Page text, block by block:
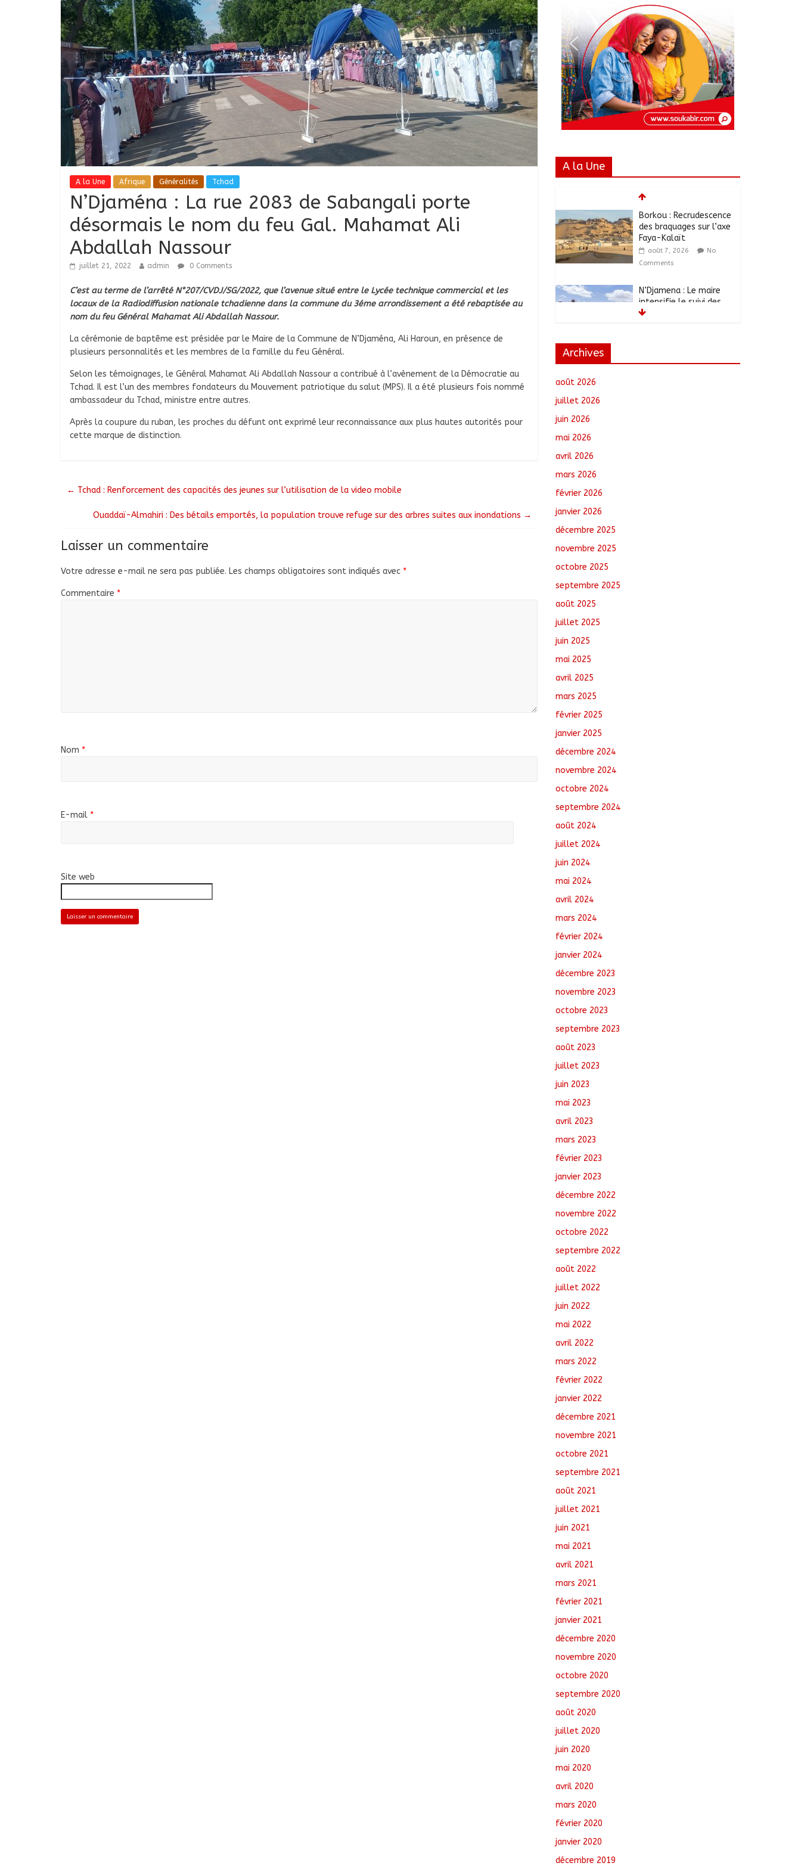
A la Une Afrique Généralités Tchad
N’Djaména : La rue 2083 de Sabangali porte
désormais le nom du feu Gal. Mahamat Ali
Abdallah Nassour
juillet 21, 2022 admin 0 Comments
C’est au terme de l’arrêté N°207/CVDJ/SG/2022, que l’avenue situé entre le Lycée technique commercial et les
locaux de la Radiodiffusion nationale tchadienne dans la commune du 3éme arrondissement a été rebaptisée au
nom du feu Général Mahamat Ali Abdallah Nassour.
La cérémonie de baptême est présidée par le Maire de la Commune de N’Djaména, Ali Haroun, en présence de
plusieurs personnalités et les membres de la famille du feu Général.
Selon les témoignages, le Général Mahamat Ali Abdallah Nassour a contribué à l’avènement de la Démocratie au
Tchad. Il est l’un des membres fondateurs du Mouvement patriotique du salut (MPS). Il a été plusieurs fois nommé
ambassadeur du Tchad, ministre entre autres.
Après la coupure du ruban, les proches du défunt ont exprimé leur reconnaissance aux plus hautes autorités pour
cette marque de distinction.
← Tchad : Renforcement des capacités des jeunes sur l’utilisation de la video mobile
Ouaddaï-Almahiri : Des bétails emportés, la population trouve refuge sur des arbres suites aux inondations →
Laisser un commentaire
Votre adresse e-mail ne sera pas publiée. Les champs obligatoires sont indiqués avec *
Commentaire *
Nom *
E-mail *
Site web
A la Une
Borkou : Recrudescence
des braquages sur l’axe
Faya-Kalaït
août 7, 2026
No
Comments
N’Djamena : Le maire
intensifie le suivi des
chantiers municipaux
Moyen-Chari : Les
Comments
Archives
août 2026
juillet 2026
juin 2026
mai 2026
avril 2026
mars 2026
février 2026
janvier 2026
décembre 2025
novembre 2025
octobre 2025
septembre 2025
août 2025
juillet 2025
juin 2025
mai 2025
avril 2025
mars 2025
février 2025
janvier 2025
décembre 2024
novembre 2024
octobre 2024
septembre 2024
août 2024
juillet 2024
juin 2024
mai 2024
avril 2024
mars 2024
février 2024
janvier 2024
décembre 2023
novembre 2023
octobre 2023
septembre 2023
août 2023
juillet 2023
juin 2023
mai 2023
avril 2023
mars 2023
février 2023
janvier 2023
décembre 2022
novembre 2022
octobre 2022
septembre 2022
août 2022
juillet 2022
juin 2022
mai 2022
avril 2022
mars 2022
février 2022
janvier 2022
décembre 2021
novembre 2021
octobre 2021
septembre 2021
août 2021
juillet 2021
juin 2021
mai 2021
avril 2021
mars 2021
février 2021
janvier 2021
décembre 2020
novembre 2020
octobre 2020
septembre 2020
août 2020
juillet 2020
juin 2020
mai 2020
avril 2020
mars 2020
février 2020
janvier 2020
décembre 2019